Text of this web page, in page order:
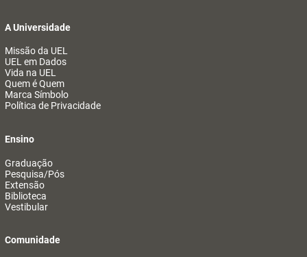
A Universidade
Missão da UEL
UEL em Dados
Vida na UEL
Quem é Quem
Marca Símbolo
Política de Privacidade
Ensino
Graduação
Pesquisa/Pós
Extensão
Biblioteca
Vestibular
Comunidade